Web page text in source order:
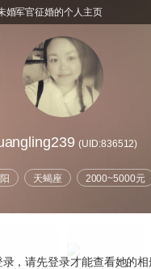
(UID:836512)
天蝎座 2000~5000元
，请先登录才能查看她的相
婚军官征婚的个人主页